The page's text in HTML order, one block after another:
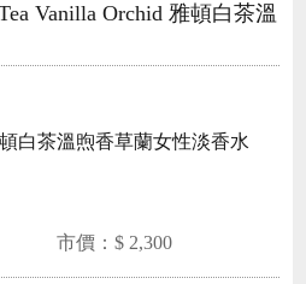
Vanilla Orchid 雅頓白茶溫
頓白茶溫煦香草蘭女性淡香水
市價：$ 2,300